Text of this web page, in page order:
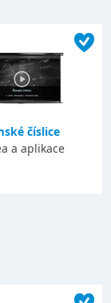
číslice
a aplikace